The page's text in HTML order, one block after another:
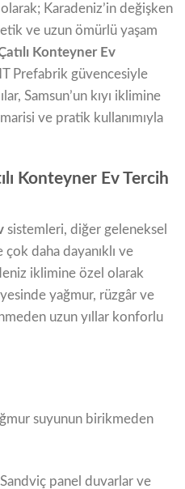
olarak; Karadeniz’in değişken
ve uzun ömürlü yaşam
Konteyner Ev
Prefabrik güvencesiyle
Samsun’un kıyı iklimine
ve pratik kullanımıyla
Konteyner Ev Tercih
sistemleri, diğer geleneksel
daha dayanıklı ve
iklimine özel olarak
yağmur, rüzgâr ve
uzun yıllar konforlu
suyunun birikmeden
Sandviç panel duvarlar ve